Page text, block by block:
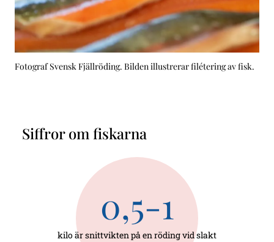
Fotograf Svensk Fjällröding. Bilden illustrerar filétering av fisk.
Siffror om fiskarna
0,5-1
kilo är snittvikten på en röding vid slakt